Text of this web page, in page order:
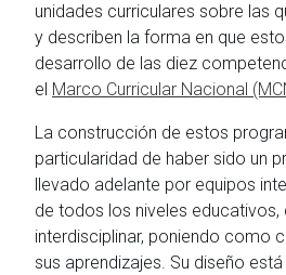
unidades curriculares sobre las
y describen la forma en que
desarrollo de las diez
el Marco Curricular Nacional
La construcción de estos
particularidad de haber sido un
llevado adelante por equipos
de todos los niveles educativos,
interdisciplinar, poniendo como
sus aprendizajes. Su diseño